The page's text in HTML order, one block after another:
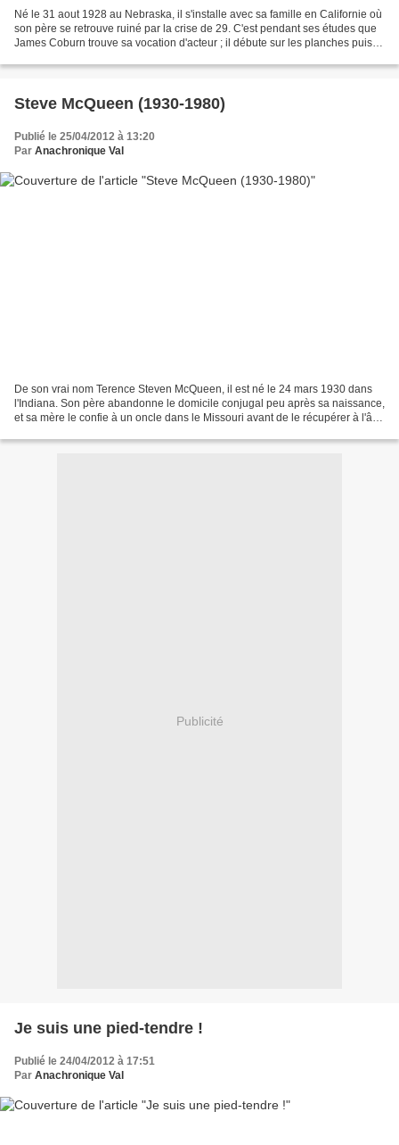
Né le 31 aout 1928 au Nebraska, il s'installe avec sa famille en Californie où
son père se retrouve ruiné par la crise de 29. C'est pendant ses études que
James Coburn trouve sa vocation d'acteur ; il débute sur les planches puis
Steve McQueen (1930-1980)
Publié le 25/04/2012 à 13:20
Par Anachronique Val
De son vrai nom Terence Steven McQueen, il est né le 24 mars 1930 dans
l'Indiana. Son père abandonne le domicile conjugal peu après sa naissance,
et sa mère le confie à un oncle dans le Missouri avant de le récupérer à l'âge
Publicité
Je suis une pied-tendre !
Publié le 24/04/2012 à 17:51
Par Anachronique Val